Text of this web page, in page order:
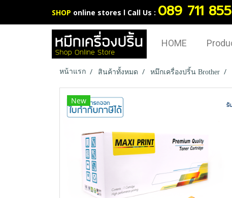
SHOP online stores l Call Us : 089 711
HOME
หน้าแรก สินค้าทั้งหมด หมึกเครื่องปริ้น Brother
New